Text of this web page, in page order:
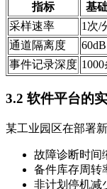
指标 基
采样速率
1次/
通道隔离度
60dB
事件记录深度 1000
3.2 软件平台的
某工业园区在部署
故障诊断时间
备件库存周转
非计划停机减